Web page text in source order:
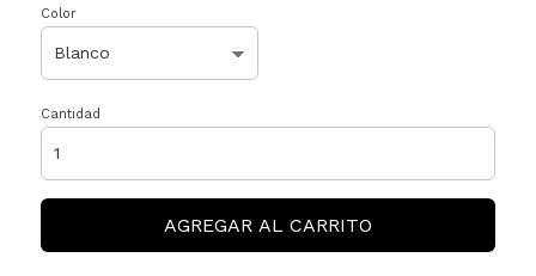
Color
Cantidad
AGREGAR AL CARRITO